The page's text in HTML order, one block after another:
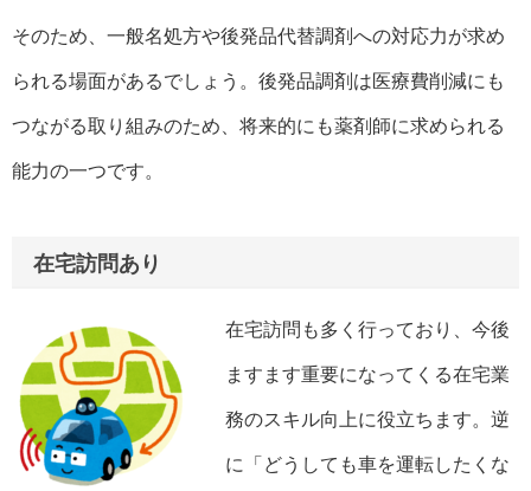
そのため、一般名処方や後発品代替調剤への対応力が求め
られる場面があるでしょう。後発品調剤は医療費削減にも
つながる取り組みのため、将来的にも薬剤師に求められる
能力の一つです。
在宅訪問あり
在宅訪問も多く行っており、今後
ますます重要になってくる在宅業
務のスキル向上に役立ちます。逆
に「どうしても車を運転したくな